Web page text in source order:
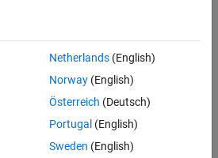
Using Code Prover Checks
in Code Prover to allow exceptions for
for Checking Coding Standards
Finder
Netherlands(English)
Norway(English)
Österreich (Deutsch)
Portugal (English)
Sweden (English)